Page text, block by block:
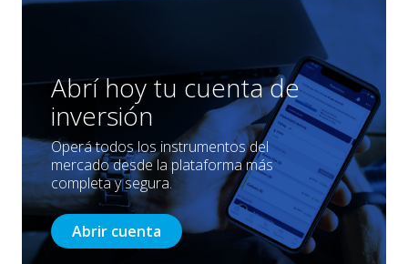
Abrí hoy tu cuenta de
inversión
Operá todos los instrumentos del
mercado desde la plataforma más
completa y segura.
Abrir cuenta